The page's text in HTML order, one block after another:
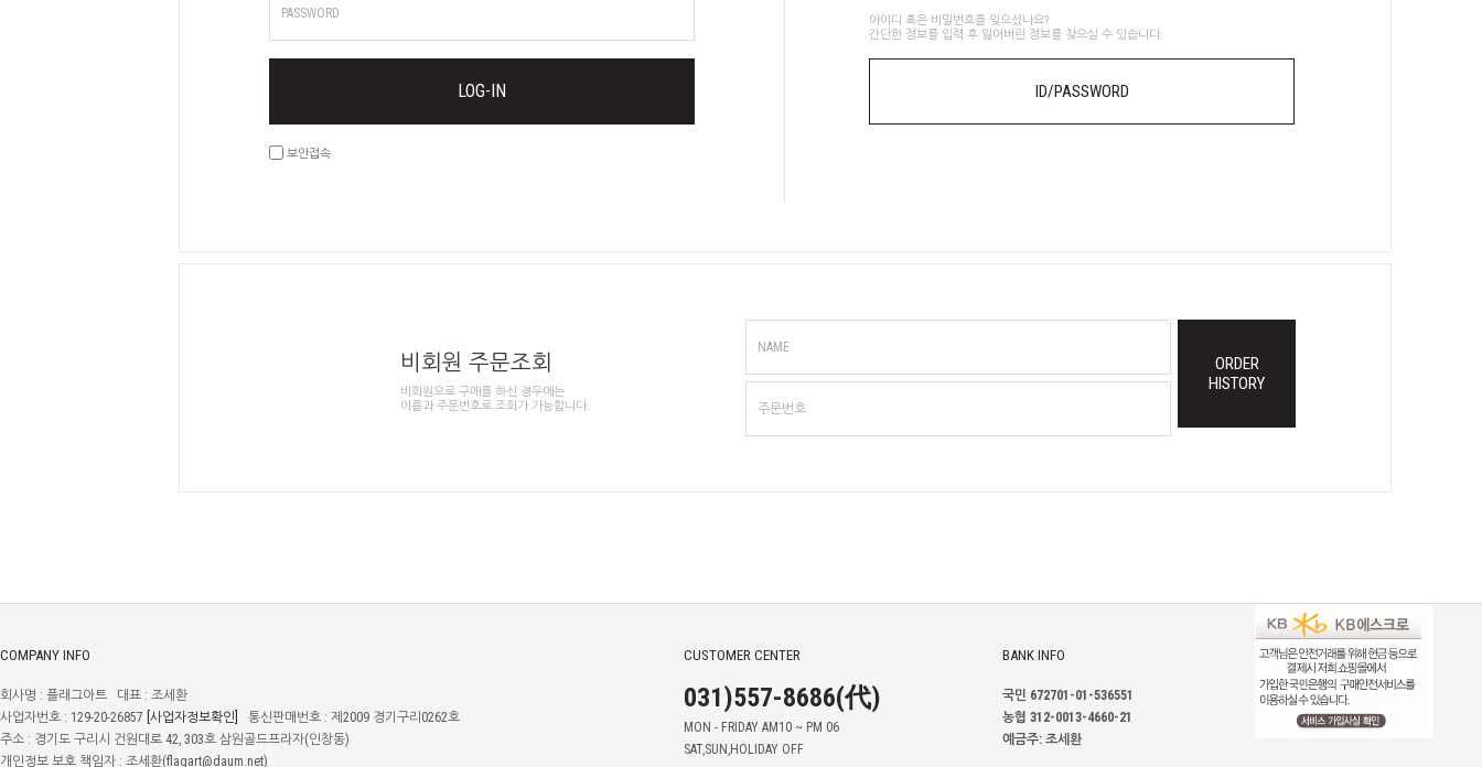
PASSWORD
LOG-IN
보안접속
아이디 혹은 비밀번호를 잊으셨나요?
간단한 정보를 입력 후 잃어버린 정보를 찾으실 수 있습니다.
ID/PASSWORD
비회원 주문조회
비회원으로 구매를 하신 경우에는
이름과 주문번호로 조회가 가능합니다.
NAME
ORDER
HISTORY
COMPANY INFO
회사명 : 플래그아트 대표 : 조세환
사업자번호 : 129-20-26857 [사업자정보확인]
통신판매번호 : 제2009 경기구리0262호
주소 : 경기도 구리시 건원대로 42, 303호 삼원골드프라자(인창동)
개인정보 보호 책임자 : 조세환(flagart@daum.net)
CUSTOMER CENTER
031)557-8686(代)
MON - FRIDAY AM10 ~ PM 06
SAT,SUN,HOLIDAY OFF
BANK INFO
국민 672701-01-536551
농협 312-0013-4660-21
예금주: 조세환